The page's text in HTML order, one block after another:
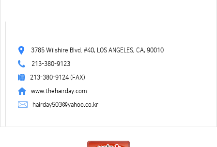
3785 Wilshire Blvd. #40, LOS ANGELES, CA, 90010
213-380-9123
213-380-9124 (FAX)
www.thehairday.com
hairday503@yahoo.co.kr